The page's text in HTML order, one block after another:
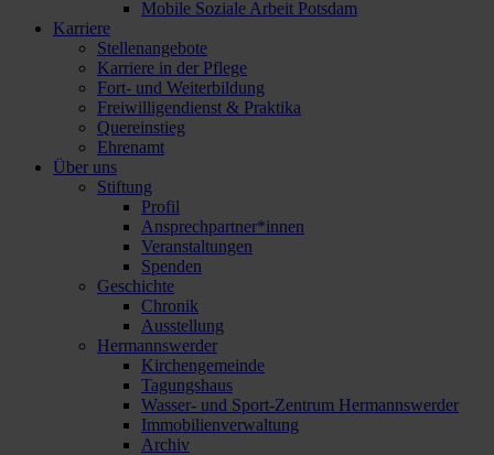
Mobile Soziale Arbeit Potsdam
Karriere
Stellenangebote
Karriere in der Pflege
Fort- und Weiterbildung
Freiwilligendienst & Praktika
Quereinstieg
Ehrenamt
Über uns
Stiftung
Profil
Ansprechpartner*innen
Veranstaltungen
Spenden
Geschichte
Chronik
Ausstellung
Hermannswerder
Kirchengemeinde
Tagungshaus
Wasser- und Sport-Zentrum Hermannswerder
Immobilienverwaltung
Archiv